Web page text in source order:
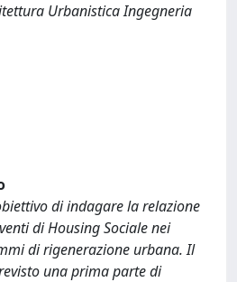
Urbanistica Ingegneria
di indagare la relazione
di Housing Sociale nei
di rigenerazione urbana. Il
una prima parte di